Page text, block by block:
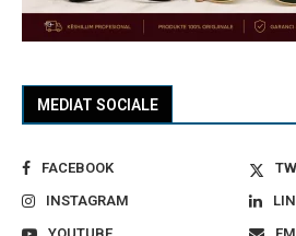
MEDIAT SOCIALE
FACEBOOK
INSTAGRAM